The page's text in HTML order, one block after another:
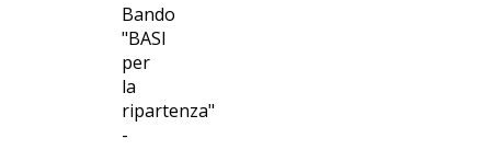
Bando
"BASI
per
la
ripartenza"
-